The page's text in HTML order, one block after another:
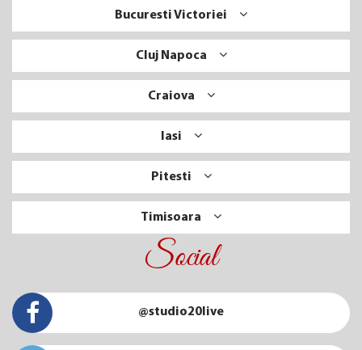
Bucuresti Victoriei
Cluj Napoca
Craiova
Iasi
Pitesti
Timisoara
Social
@studio20live